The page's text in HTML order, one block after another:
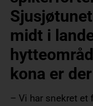
midt i
kona er
– Vi har snekret et